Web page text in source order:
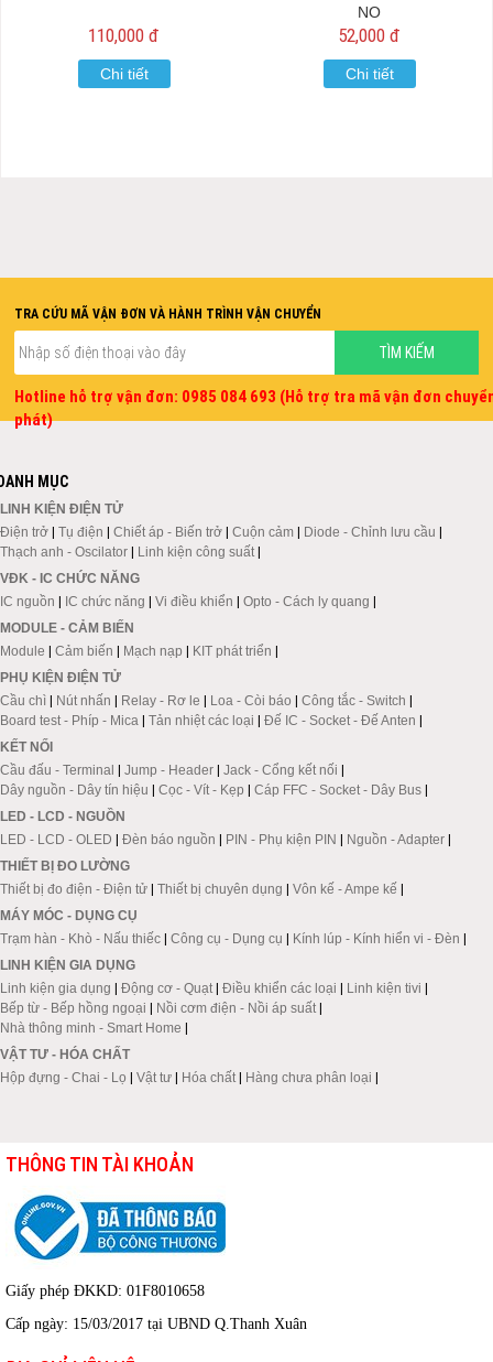
110,000 đ
Chi tiết
NO
52,000 đ
Chi tiết
TRA CỨU MÃ VẬN ĐƠN VÀ HÀNH TRÌNH VẬN CHUYỂN
Hotline hỗ trợ vận đơn: 0985 084 693 (Hỗ trợ tra mã vận đơn
phát)
MỤC
LINH KIỆN ĐIỆN TỬ
Điện trở | Tụ điện | Chiết áp - Biến trở | Cuộn cảm | Diode - Chỉnh lưu cầu |
Thạch anh - Oscilator | Linh kiện công suất |
VĐK - IC CHỨC NĂNG
IC nguồn | IC chức năng | Vi điều khiển | Opto - Cách ly quang |
MODULE - CẢM BIẾN
Module | Cảm biến | Mạch nạp | KIT phát triển |
PHỤ KIỆN ĐIỆN TỬ
Cầu chì | Nút nhấn | Relay - Rơ le | Loa - Còi báo | Công tắc - Switch |
Board test - Phíp - Mica | Tản nhiệt các loại | Đế IC - Socket - Đế Anten |
KẾT NỐI
Cầu đấu - Terminal | Jump - Header | Jack - Cổng kết nối |
Dây nguồn - Dây tín hiệu | Cọc - Vít - Kẹp | Cáp FFC - Socket - Dây Bus |
LED - LCD - NGUỒN
LED - LCD - OLED | Đèn báo nguồn | PIN - Phụ kiện PIN | Nguồn - Adapter |
THIẾT BỊ ĐO LƯỜNG
Thiết bị đo điện - Điện tử | Thiết bị chuyên dụng | Vôn kế - Ampe kế |
MÁY MÓC - DỤNG CỤ
Trạm hàn - Khò - Nấu thiếc | Công cụ - Dụng cụ | Kính lúp - Kính hiển vi - Đèn |
LINH KIỆN GIA DỤNG
Linh kiện gia dụng | Động cơ - Quạt | Điều khiển các loại | Linh kiện tivi |
Bếp từ - Bếp hồng ngoại | Nồi cơm điện - Nồi áp suất |
Nhà thông minh - Smart Home |
VẬT TƯ - HÓA CHẤT
Hộp đựng - Chai - Lọ | Vật tư | Hóa chất | Hàng chưa phân loại |
THÔNG TIN TÀI KHOẢN
Giấy phép ĐKKD: 01F8010658
Cấp ngày: 15/03/2017 tại UBND Q.Thanh Xuân